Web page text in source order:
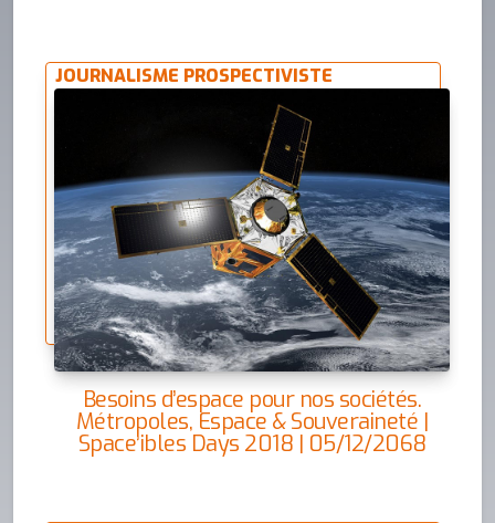
JOURNALISME PROSPECTIVISTE
Besoins d’espace pour nos sociétés.
Métropoles, Espace & Souveraineté |
Space’ibles Days 2018 | 05/12/2068